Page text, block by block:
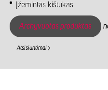
Įžemintas kištukas
Archyvuotas produktas
Atsisiuntimai